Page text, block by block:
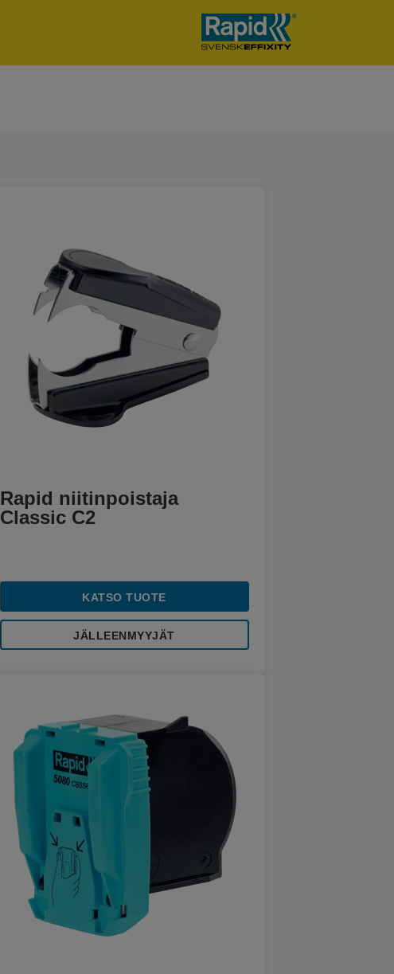
Rapid niitinpoistaja
Classic C2
KATSO TUOTE
JÄLLEENMYYJÄT